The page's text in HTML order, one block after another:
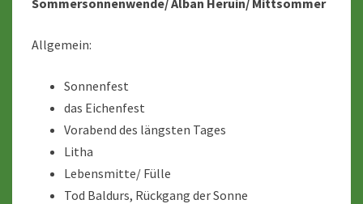
Sommersonnenwende/ Alban Heruin/ Mittsommer
Allgemein:
Sonnenfest
das Eichenfest
Vorabend des längsten Tages
Litha
Lebensmitte/ Fülle
Tod Baldurs, Rückgang der Sonne